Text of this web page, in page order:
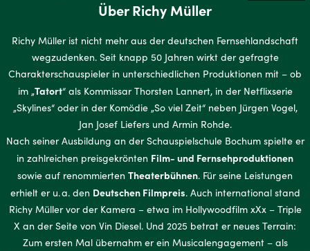
Über Richy Müller
Richy Müller ist nicht mehr aus der deutschen Fernsehlandschaft
wegzudenken. Seit knapp 50 Jahren wirkt der gefragte
Charakterschauspieler in unterschiedlichen Produktionen mit – ob
im „Tatort“ als Kommissar Thorsten Lannert, in der Netflixserie
„Skylines“ oder in der Komödie „So viel Zeit“ neben Jürgen Vogel,
Jan Josef Liefers und Armin Rohde.
Nach seiner Ausbildung an der Schauspielschule Bochum spielte er
in zahlreichen preisgekrönten Film- und Fernsehproduktionen
sowie auf renommierten Theaterbühnen. Für seine Leistungen
erhielt er u. a. den Deutschen Filmpreis. Auch international stand
Richy Müller vor der Kamera – etwa im Hollywoodfilm xXx – Triple
X an der Seite von Vin Diesel. Und 2025 betrat er neues Terrain:
Zum ersten Mal übernahm er ein Musicalengagement – als